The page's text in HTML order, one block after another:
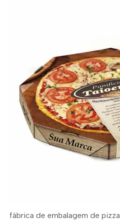
fábrica de embalagem de pizza